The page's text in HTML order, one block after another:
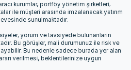
aracı kurumlar, portföy yönetim şirketleri,
ile müşteri arasında imzalanacak yatırım
sunulmaktadır.
yorum ve tavsiyede bulunanların
Bu görüşler, mali durumunuz ile risk ve
Bu nedenle sadece burada yer alan
verilmesi, beklentilerinize uygun